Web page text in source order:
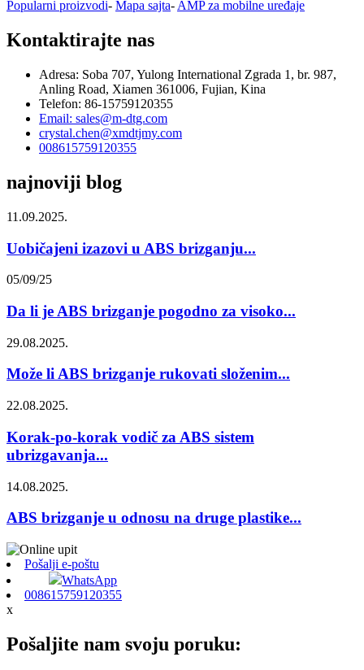
Popularni proizvodi- Mapa sajta- AMP za mobilne uređaje
Kontaktirajte nas
Adresa: Soba 707, Yulong International Zgrada 1, br. 987,
Anling Road, Xiamen 361006, Fujian, Kina
Telefon: 86-15759120355
Email: sales@m-dtg.com
crystal.chen@xmdtjmy.com
008615759120355
najnoviji blog
11.09.2025.
Uobičajeni izazovi u ABS brizganju...
05/09/25
Da li je ABS brizganje pogodno za visoko...
29.08.2025.
Može li ABS brizganje rukovati složenim...
22.08.2025.
Korak-po-korak vodič za ABS sistem
ubrizgavanja...
14.08.2025.
ABS brizganje u odnosu na druge plastike...
Pošalji e-poštu
WhatsApp
008615759120355
x
Pošaljite nam svoju poruku: